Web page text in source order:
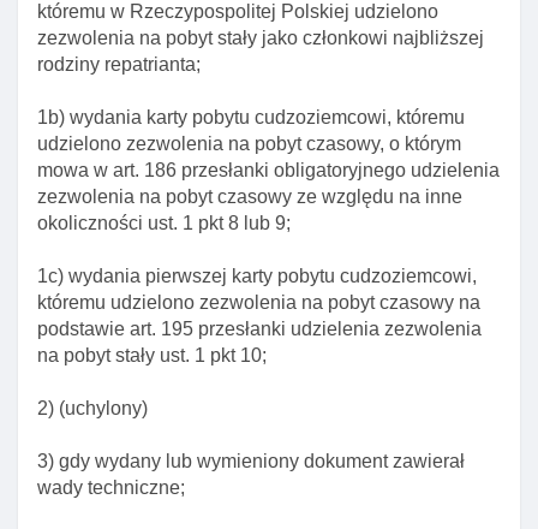
któremu w Rzeczypospolitej Polskiej udzielono
zezwolenia na pobyt stały jako członkowi najbliższej
rodziny repatrianta;
1b) wydania karty pobytu cudzoziemcowi, któremu
udzielono zezwolenia na pobyt czasowy, o którym
mowa w art. 186 przesłanki obligatoryjnego udzielenia
zezwolenia na pobyt czasowy ze względu na inne
okoliczności ust. 1 pkt 8 lub 9;
1c) wydania pierwszej karty pobytu cudzoziemcowi,
któremu udzielono zezwolenia na pobyt czasowy na
podstawie art. 195 przesłanki udzielenia zezwolenia
na pobyt stały ust. 1 pkt 10;
2) (uchylony)
3) gdy wydany lub wymieniony dokument zawierał
wady techniczne;
Art. 197. Przesłanki odmowy zezwolenia na pobyt
stały
którego dane znajdują się w systemie informacyjnym
schengen
Art. 199. Przesłanki cofnięcia zezwolenia na pobyt
stały
Art. 201. Decyzja w sprawie udzielenia, odmowy
udzielenia I cofnięcia zezwolenia na pobyt stały
Art. 202. Składanie wniosku o zezwolenie na pobyt
Art. 203. Wymogi wniosku o zezwolenie na pobyt
Art. 204. Delegacja ustawowa